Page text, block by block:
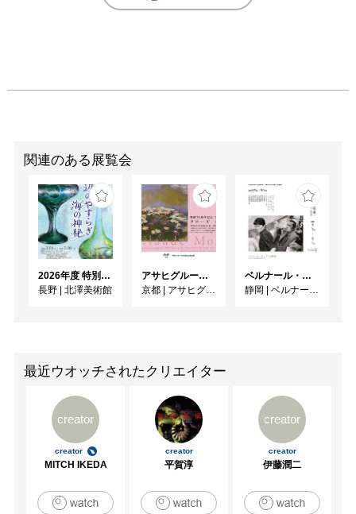
関連のある展覧会
2026年度 特別展「ガレとドーム、アール･ヌーヴォーのガラス 水辺のやすらぎ、海の神秘」
長野 | 北澤美術館
アサヒグループ大山崎山荘美術館 開館30周年記念展「没後100年 クロード・モネ」
京都 | アサヒグループ大山崎山荘美術館
ベルナール・ビュフェと写真 ーカメラがとらえたビュフェとその時代、そして21 世紀へ
静岡 | ベルナール・ビュフェ美術館
最近ウオッチされたクリエイター
creator
creator
MITCH IKEDA
creator
平賀淳
creator
creator
伊藤潤二